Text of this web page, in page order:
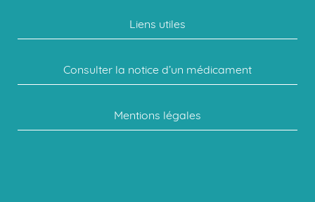
Liens utiles
Consulter la notice d’un médicament
Mentions légales